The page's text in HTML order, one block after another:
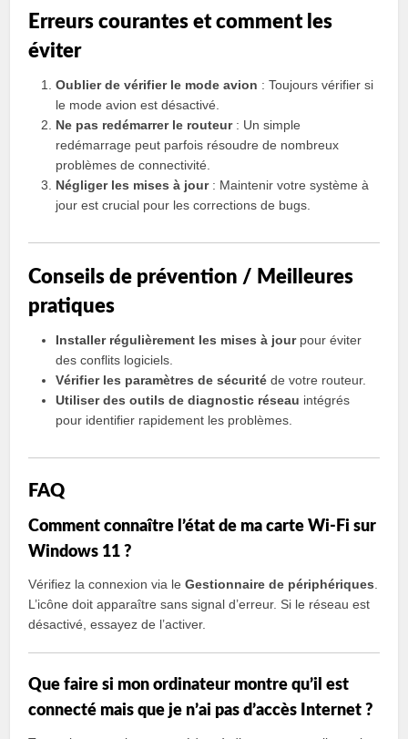
Erreurs courantes et comment les
éviter
Oublier de vérifier le mode avion : Toujours vérifier si
le mode avion est désactivé.
Ne pas redémarrer le routeur: Un simple
redémarrage peut parfois résoudre de nombreux
problèmes de connectivité.
Négliger les mises à jour: Maintenir votre système à
jour est crucial pour les corrections de bugs.
Conseils de prévention / Meilleures
pratiques
Installer régulièrement les mises à jourpour éviter
des conflits logiciels.
Vérifier les paramètres de sécurité de votre routeur.
Utiliser des outils de diagnostic réseau intégrés
pour identifier rapidement les problèmes.
FAQ
Comment connaître l’état de ma carte Wi-Fi sur
Windows 11 ?
Vérifiez la connexion via leGestionnaire de périphériques
L’icône doit apparaître sans signal d’erreur. Si le réseau est
désactivé, essayez de l’activer.
Que faire si mon ordinateur montre qu’il est
connecté mais que je n’ai pas d’accès Internet ?